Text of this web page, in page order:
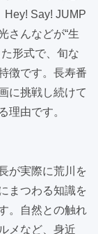
Hey! Say! JUMP
さんなどが“生
形式で、旬な
徴です。長寿番
に挑戦し続けて
理由です。
が実際に荒川を
まつわる知識を
。自然との触れ
メなど、身近